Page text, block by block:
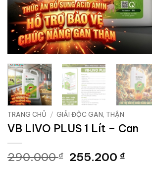
TRANG CHỦ / GIẢI ĐỘC GAN, THẬN
VB LIVO PLUS 1 Lít – Can
290.000₫ Giá
255.200 ₫Giá